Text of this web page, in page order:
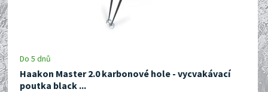
Do 5 dnů
Haakon Master 2.0 karbonové hole - vycvakávací
poutka black ...